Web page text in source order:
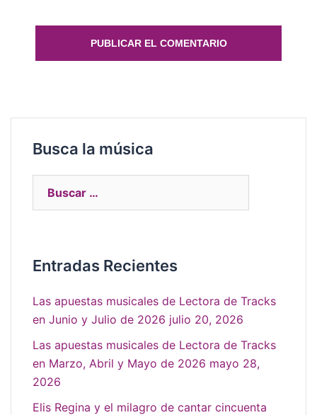
Busca la música
Entradas Recientes
Las apuestas musicales de Lectora de Tracks
en Junio y Julio de 2026 julio 20, 2026
Las apuestas musicales de Lectora de Tracks
en Marzo, Abril y Mayo de 2026 mayo 28,
2026
Elis Regina y el milagro de cantar cincuenta